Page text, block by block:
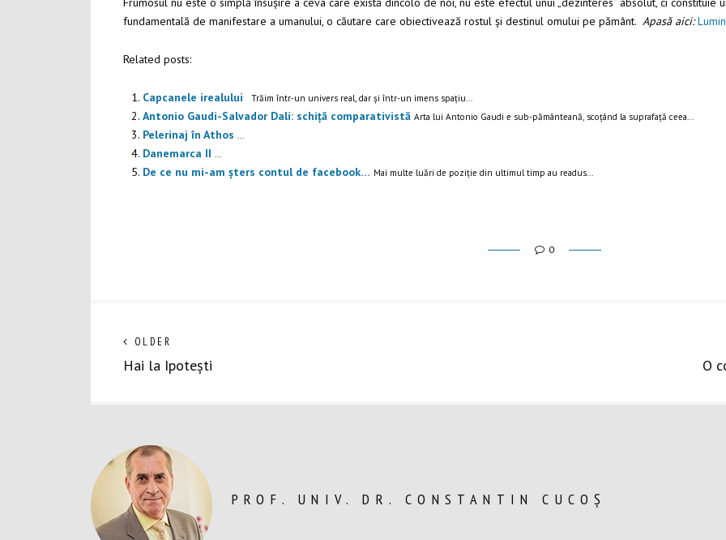
fundamentală de manifestare a umanului, o căutare care obiectivează rostul și destinul omului pe pământ. Apasă aici:
Related posts:
Capcanele irealului Trăim într-un univers real, dar și într-un imens spațiu...
Antonio Gaudi-Salvador Dali: schiță comparativistă Arta lui Antonio Gaudi e sub-pământeană, scoțând la suprafață ceea...
Pelerinaj în Athos
Danemarca II
De ce nu mi-am șters contul de facebook… Mai multe luări de poziție din ultimul timp au readus...
0
Navigare
în
articole
OLDER
post:
Hai la Ipotești O
PROF. UNIV. DR. CONSTANTIN CUCOȘ